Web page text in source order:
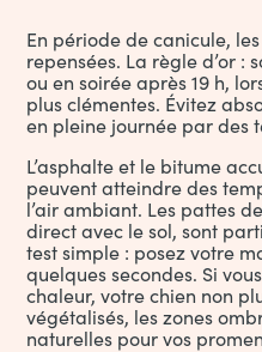
En période de canicule,
repensées. La règle d’or :
ou en soirée après 19 h,
plus clémentes. Évitez
en pleine journée par des
L’asphalte et le bitume
peuvent atteindre des
l’air ambiant. Les pattes
direct avec le sol, sont
test simple : posez votre
quelques secondes. Si
chaleur, votre chien non
végétalisés, les zones
naturelles pour vos